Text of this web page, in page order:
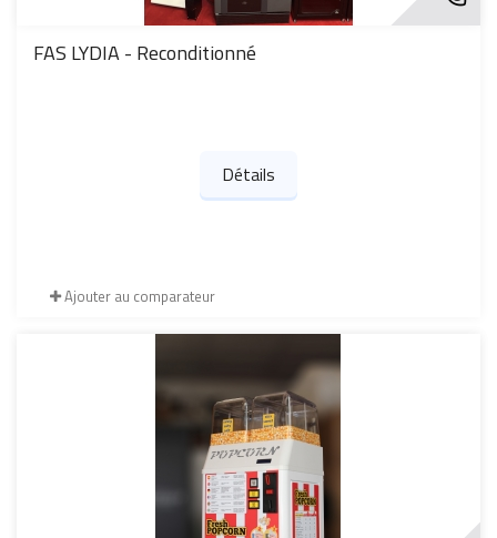
FAS LYDIA - Reconditionné
Détails
Ajouter au comparateur